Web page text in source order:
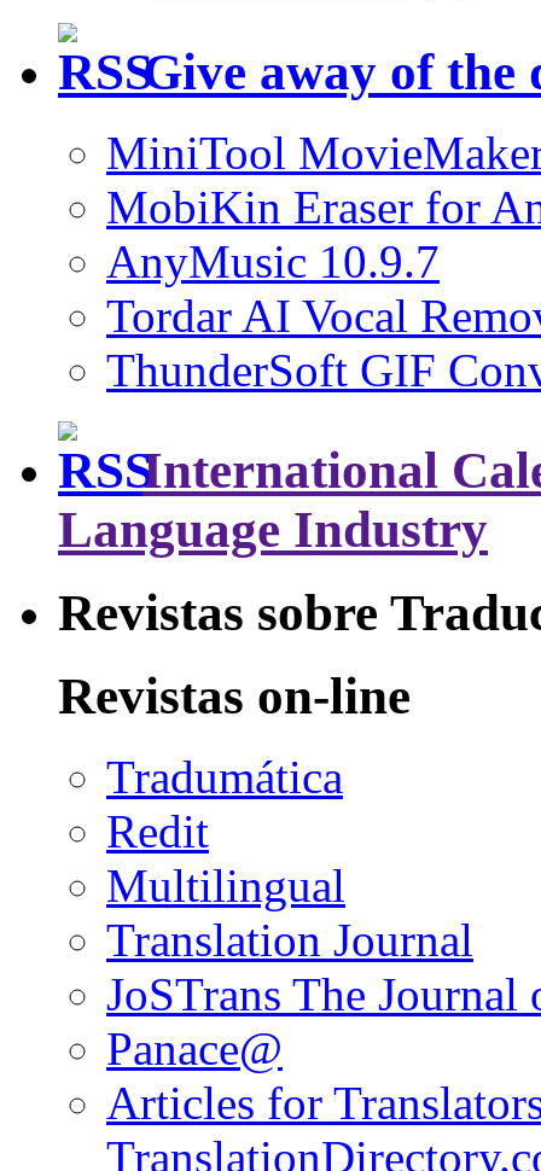
Give away of the
MiniTool
MobiKin Eraser for
AnyMusic 10.9.7
Tordar AI Vocal
ThunderSoft GIF
International
Language Industry
Revistas sobre
Revistas on-line
Tradumática
Redit
Multilingual
Translation Journal
JoSTrans The
Panace@
Articles for